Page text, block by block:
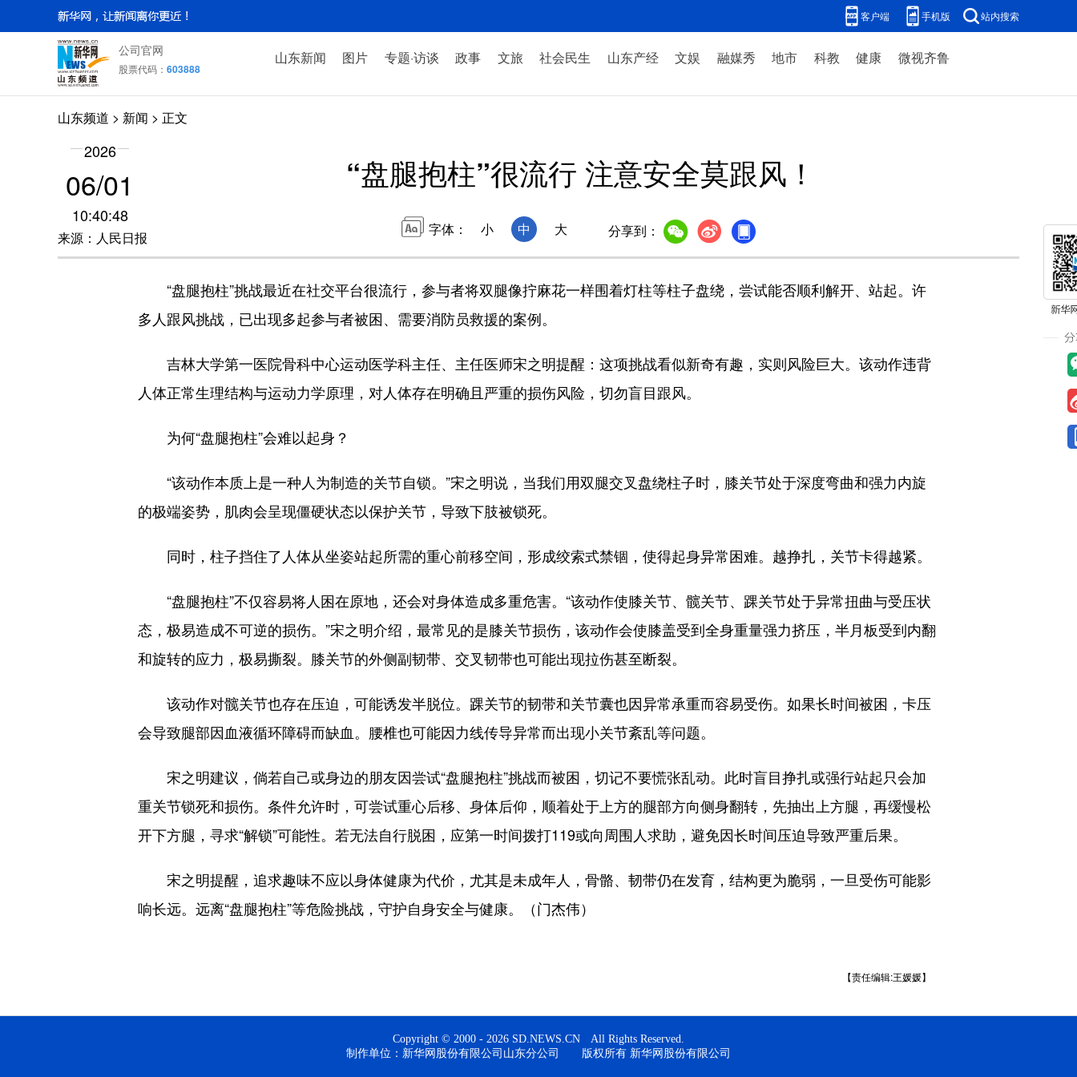
客户端 手机版 站内搜索
公司官网
股票代码： 603888
山东新闻 图片 专题·访谈 政事 文旅 社会民生 山东产经 文娱 融媒秀 地市 科教 健康 微视齐鲁
山东频道 > 新闻 > 正文
2026
06/01
10:40:48
来源：人民日报
“盘腿抱柱”很流行 注意安全莫跟风！
字体： 小 中 大 分享到：
“盘腿抱柱”挑战最近在社交平台很流行，参与者将双腿像拧麻花一样围着灯柱等柱子盘绕，尝试能否顺利解开、站起。许
多人跟风挑战，已出现多起参与者被困、需要消防员救援的案例。
吉林大学第一医院骨科中心运动医学科主任、主任医师宋之明提醒：这项挑战看似新奇有趣，实则风险巨大。该动作违背
人体正常生理结构与运动力学原理，对人体存在明确且严重的损伤风险，切勿盲目跟风。
为何“盘腿抱柱”会难以起身？
“该动作本质上是一种人为制造的关节自锁。”宋之明说，当我们用双腿交叉盘绕柱子时，膝关节处于深度弯曲和强力内旋
的极端姿势，肌肉会呈现僵硬状态以保护关节，导致下肢被锁死。
同时，柱子挡住了人体从坐姿站起所需的重心前移空间，形成绞索式禁锢，使得起身异常困难。越挣扎，关节卡得越紧。
“盘腿抱柱”不仅容易将人困在原地，还会对身体造成多重危害。“该动作使膝关节、髋关节、踝关节处于异常扭曲与受压状
态，极易造成不可逆的损伤。”宋之明介绍，最常见的是膝关节损伤，该动作会使膝盖受到全身重量强力挤压，半月板受到内翻
和旋转的应力，极易撕裂。膝关节的外侧副韧带、交叉韧带也可能出现拉伤甚至断裂。
该动作对髋关节也存在压迫，可能诱发半脱位。踝关节的韧带和关节囊也因异常承重而容易受伤。如果长时间被困，卡压
会导致腿部因血液循环障碍而缺血。腰椎也可能因力线传导异常而出现小关节紊乱等问题。
宋之明建议，倘若自己或身边的朋友因尝试“盘腿抱柱”挑战而被困，切记不要慌张乱动。此时盲目挣扎或强行站起只会加
重关节锁死和损伤。条件允许时，可尝试重心后移、身体后仰，顺着处于上方的腿部方向侧身翻转，先抽出上方腿，再缓慢松
开下方腿，寻求“解锁”可能性。若无法自行脱困，应第一时间拨打119或向周围人求助，避免因长时间压迫导致严重后果。
宋之明提醒，追求趣味不应以身体健康为代价，尤其是未成年人，骨骼、韧带仍在发育，结构更为脆弱，一旦受伤可能影
响长远。远离“盘腿抱柱”等危险挑战，守护自身安全与健康。（门杰伟）
【责任编辑:王媛媛】
Copyright © 2000 - 2026 SD.NEWS.CN All Rights Reserved.
制作单位：新华网股份有限公司山东分公司 版权所有 新华网股份有限公司